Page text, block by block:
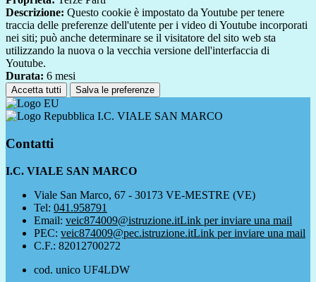
Descrizione: Questo cookie è impostato da Youtube per tenere
traccia delle preferenze dell'utente per i video di Youtube incorporati
nei siti; può anche determinare se il visitatore del sito web sta
utilizzando la nuova o la vecchia versione dell'interfaccia di
Youtube.
Durata: 6 mesi
Accetta tutti Salva le preferenze
I.C. VIALE SAN MARCO
Contatti
I.C. VIALE SAN MARCO
Viale San Marco, 67 - 30173 VE-MESTRE (VE)
Tel: 041.958791
Email: veic874009@istruzione.itLink per inviare una mail
PEC: veic874009@pec.istruzione.itLink per inviare una mail
C.F.: 82012700272
cod. unico UF4LDW